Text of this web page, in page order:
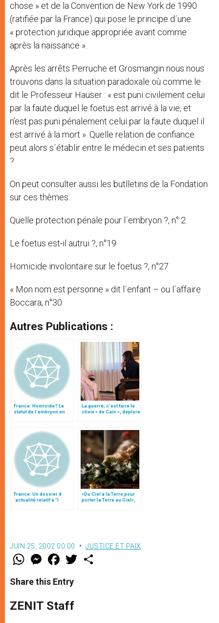
chose » et de la Convention de New York de 1990
(ratifiée par la France) qui pose le principe d´une
« protection juridique appropriée avant comme
après la naissance ».
Après les arrêts Perruche et Grosmangin nous nous
trouvons dans la situation paradoxale où comme le
dit le Professeur Hauser : « est puni civilement celui
par la faute duquel le foetus est arrivé à la vie, et
n’est pas puni pénalement celui par la faute duquel il
est arrivé à la mort ». Quelle relation de confiance
peut alors s´établir entre le médecin et ses patients
?
On peut consulter aussi les butlletins de la Fondation
sur ces thèmes:
Quelle protection pénale pour l´embryon ?, n° 2
Le foetus est-il autrui ?, n°19
Homicide involontaire sur le foetus ?, n°27
« Mon nom est personne » dit l´enfant – ou l´affaire
Boccara, n°30
Autres Publications :
France: Homicide? Le
statut de l´embryon en
La guerre, c’est faire le
choix « de Caïn », déplore
France: Un dossier d
´actualité relatif à "l
«Du Ciel à la Terre pour
porter la Terre au Ciel»,
JUIN 25, 2002 00:00 JUSTICE ET PAIX
W
t
s
p
p
M
e
s
e
g
e
F
a
e
b
o
k
w
Share this Entry
ZENIT Staff